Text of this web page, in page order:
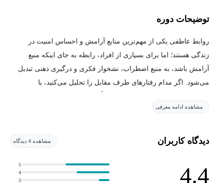
توضیحات دوره
روابط عاطفی یکی از مهم‌ترین منابع آرامش و احساس امنیت در
زندگی هستند؛ اما برای بسیاری از افراد، رابطه به جای اینکه منبع
آرامش باشد، به منبع اضطراب، نشخوار فکری و درگیری ذهنی تبدیل
می‌شود. اگر مدام رفتارهای طرف مقابل را تحلیل می‌کنید، با
احساس می‌کنید بدون کنترل رابطه آرام نمی‌شوید، این دوره به شما
در این دوره، ابتدا با مفاهیمی مانند اضطراب رابطه‌ای، نشخوار فکری،
اضطراب دلبستگی، وابستگی ذهنی، نیاز به اطمینان، تحمل ابهام و
احساس امنیت درونی آشنا می‌شوید و یاد می‌گیرید این الگوها چگونه
مشاهده ادامه معرفی
دیدگاه کاربران مشاهده 4 دیدگاه
4.4
3
4
5